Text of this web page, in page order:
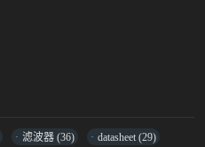
滤波器(36) datasheet(29)